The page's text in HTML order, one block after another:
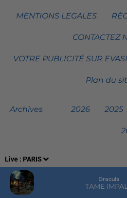
Live : PARIS
Dracula
TAME
MENTIONS LEGALES
CONTACTEZ
VOTRE PUBLICITÉ SUR
Plan du
Archives 2026 2025